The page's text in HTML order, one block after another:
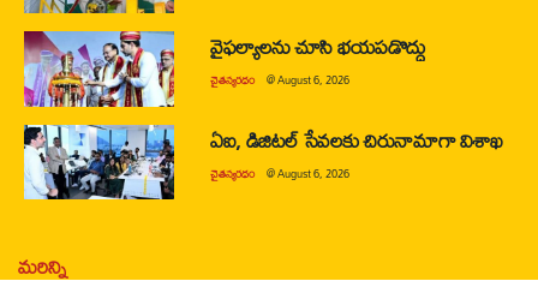
వైఫల్యాలను చూసి భయపడొద్దు
చైతన్యరధం @August 6, 2026
ఏఐ, డిజిటల్ సేవలకు చిరునామాగా విశాఖ
చైతన్యరధం @August 6, 2026
మరిన్ని